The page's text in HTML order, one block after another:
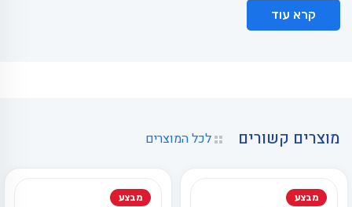
קרא עוד
מוצרים קשורים לכל המוצרים
מבצע מבצע